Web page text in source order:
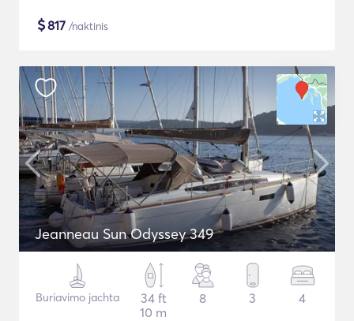
$817 /naktinis
Jeanneau Sun Odyssey 349
Buriavimo jachta
34 ft
10 m
8 3 4